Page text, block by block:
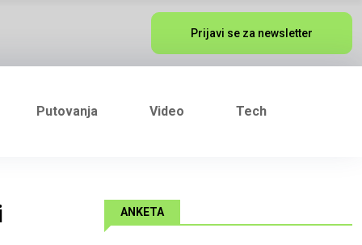
Prijavi se za newsletter
Putovanja Video Tech
ANKETA